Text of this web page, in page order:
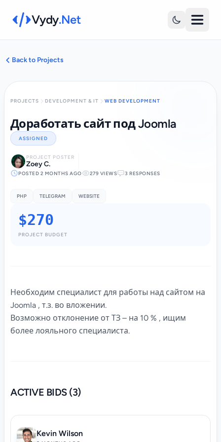
Vydy.Net
Back to Projects
PROJECTS DEVELOPMENT & IT WEB DEVELOPMENT
Доработать сайт под Joomla
ASSIGNED
PROJECT POSTER
Zoey C.
POSTED 2 MONTHS AGO 279 VIEWS 3 RESPONSES
PHP TELEGRAM WEBSITE
$270
PROJECT BUDGET
Необходим специалист для работы над сайтом на
Joomla , т.з. во вложении.
Возможно отклонение от ТЗ – на 10 % , ищим
более лояльного специалиста.
ACTIVE BIDS (3)
Kevin Wilson